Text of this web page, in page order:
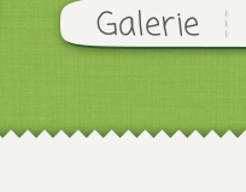
Galerie